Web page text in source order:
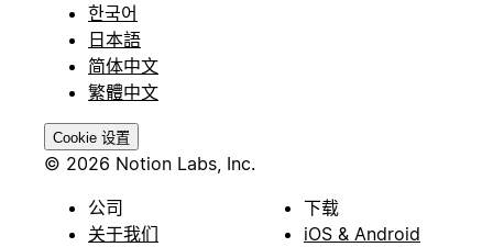
한국어
日本語
简体中文
繁體中文
Cookie 设置
© 2026 Notion Labs, Inc.
公司
关于我们
下载
iOS & Android